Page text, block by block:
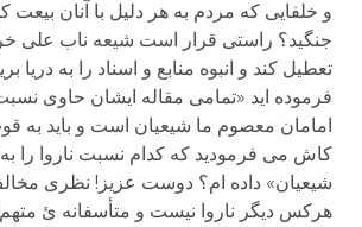
و خلفایی که مردم به هر دلیل با آنان بیعت
جنگید؟ راستی قرار است شیعه ناب علی
فرموده اید «تمامی مقاله ایشان حاوی
امامان معصوم ما شیعیان است و باید به
کاش می فرمودید که کدام نسبت ناروا را
شیعیان» داده ام؟ دوست عزیز! نظری
هرکس دیگر ناروا نیست و متأسفانه ئ